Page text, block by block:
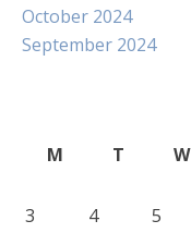
October 2024
September 2024
M
T W
3
4 5